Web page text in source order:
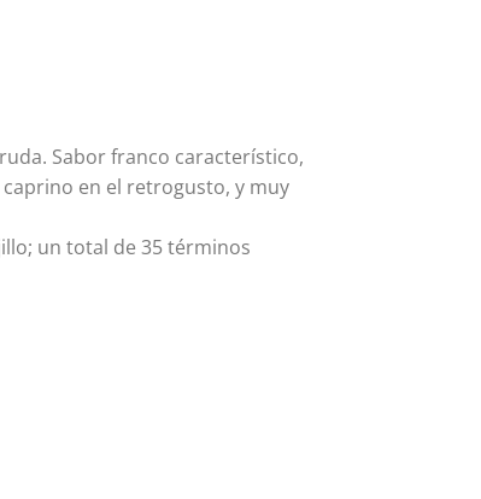
Sabor franco característico,
en el retrogusto, y muy
un total de 35 términos